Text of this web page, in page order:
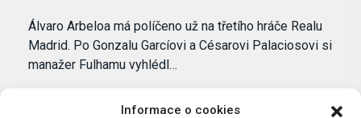
Informace o cookies
Álvaro Arbeloa má políčeno už na třetího hráče Realu
Madrid. Po Gonzalu Garcíovi a Césarovi Palaciosovi si
manažer Fulhamu vyhlédl…